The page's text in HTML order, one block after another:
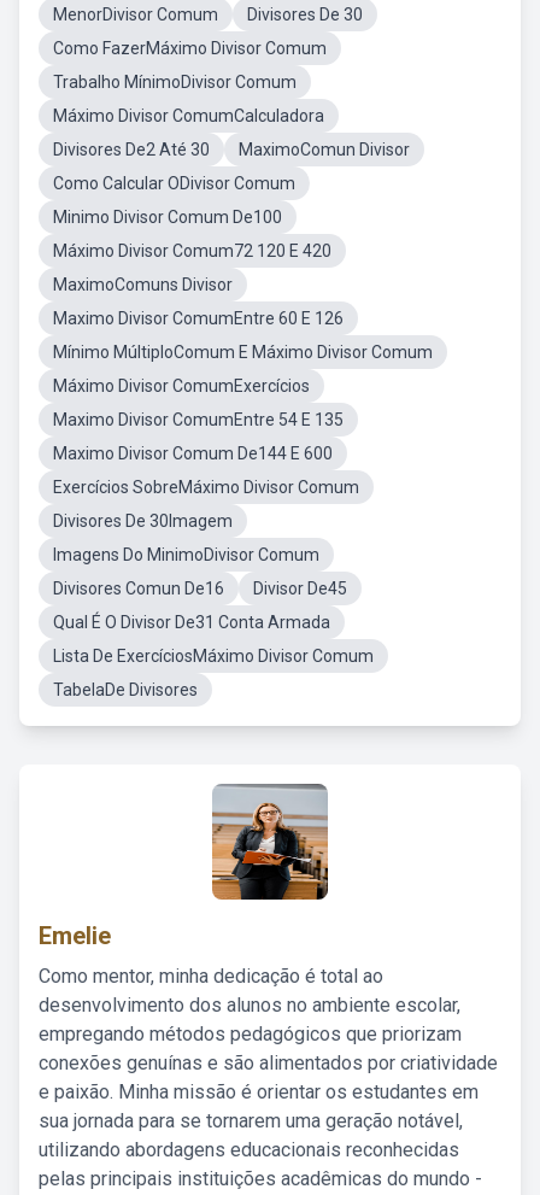
MenorDivisor Comum
Divisores De 30
Como FazerMáximo Divisor Comum
Trabalho MínimoDivisor Comum
Máximo Divisor ComumCalculadora
Divisores De2 Até 30
MaximoComun Divisor
Como Calcular ODivisor Comum
Minimo Divisor Comum De100
Máximo Divisor Comum72 120 E 420
MaximoComuns Divisor
Maximo Divisor ComumEntre 60 E 126
Mínimo MúltiploComum E Máximo Divisor Comum
Máximo Divisor ComumExercícios
Maximo Divisor ComumEntre 54 E 135
Maximo Divisor Comum De144 E 600
Exercícios SobreMáximo Divisor Comum
Divisores De 30Imagem
Imagens Do MinimoDivisor Comum
Divisores Comun De16
Divisor De45
Qual É O Divisor De31 Conta Armada
Lista De ExercíciosMáximo Divisor Comum
TabelaDe Divisores
Emelie
Como mentor, minha dedicação é total ao
desenvolvimento dos alunos no ambiente escolar,
empregando métodos pedagógicos que priorizam
conexões genuínas e são alimentados por criatividade
e paixão. Minha missão é orientar os estudantes em
sua jornada para se tornarem uma geração notável,
utilizando abordagens educacionais reconhecidas
pelas principais instituições acadêmicas do mundo -